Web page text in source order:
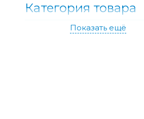
Категория товара
Показать ещё